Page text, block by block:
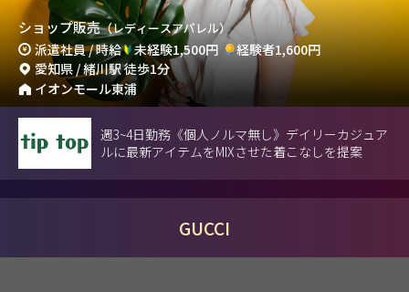
ショップ販売（レディースアパレル）
派遣社員 / 時給 未経験1,500円
経験者1,600円
愛知県 / 緒川駅 徒歩1分
イオンモール東浦
週3~4日勤務《個人ノルマ無し》デイリーカジュア
ルに最新アイテムをMIXさせた着こなしを提案
GUCCI